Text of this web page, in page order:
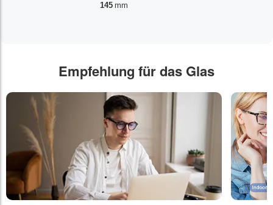
145 mm
Empfehlung für das Glas